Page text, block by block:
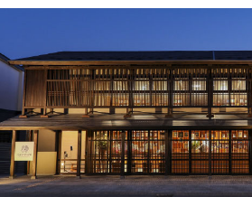
タ設計